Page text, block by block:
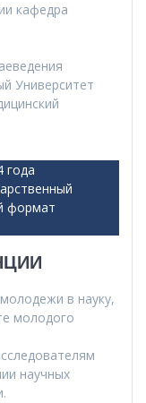
кафедра
Университет
года
формат
в науку,
молодого
научных